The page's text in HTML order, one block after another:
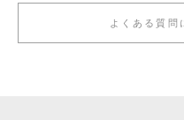
よくある質問